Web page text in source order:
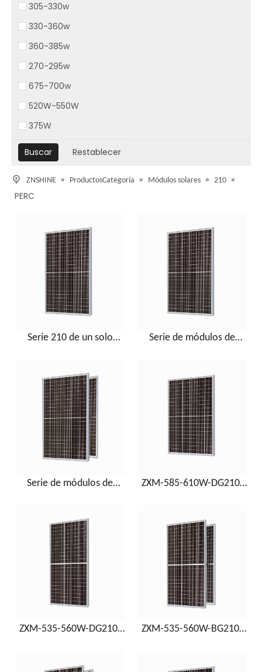
305-330w
330-360w
360-385w
270-295w
675-700w
520W-550W
375W
ZNSHINE » ProductosCategoría » Módulos solares » 210 »
PERC
Serie 210 de un solo
Serie de módulos de
Serie de módulos de
ZXM-585-610W-DG210-
ZXM-535-560W-DG210-
ZXM-535-560W-BG210-